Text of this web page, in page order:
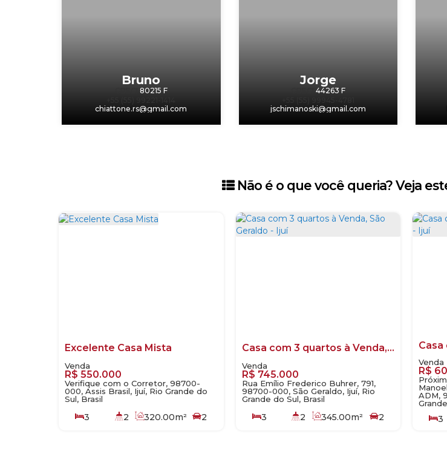
Bruno
80215 F
chiattone.rs@gmail.com
Jorge
44263 F
jschimanoski@gmail.com
Não é o que você queria? Veja
Excelente Casa Mista
R$ 550.000
Verifique com o Corretor, 98700-
000, Assis Brasil, Ijuí, Rio Grande do
Sul, Brasil
3 2 320.00m²
2
Casa com 3 quartos à Venda, São Geraldo - Ijuí
R$ 745.000
Rua Emílio Frederico Buhrer, 791,
98700-000, São Geraldo, Ijuí, Rio
Grande do Sul, Brasil
3 2 345.00m²
2
R$
ADM,
3